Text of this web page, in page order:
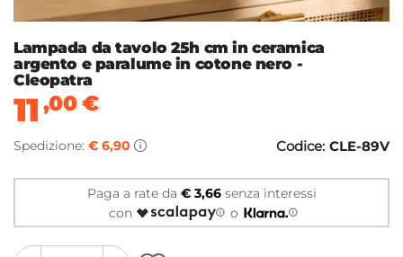
Lampada da tavolo 25h cm in ceramica
argento e paralume in cotone nero -
Cleopatra
11,00€
Spedizione: € 6,90 Codice: CLE-89V
Paga a rate da € 3,66senza interessi
con
o